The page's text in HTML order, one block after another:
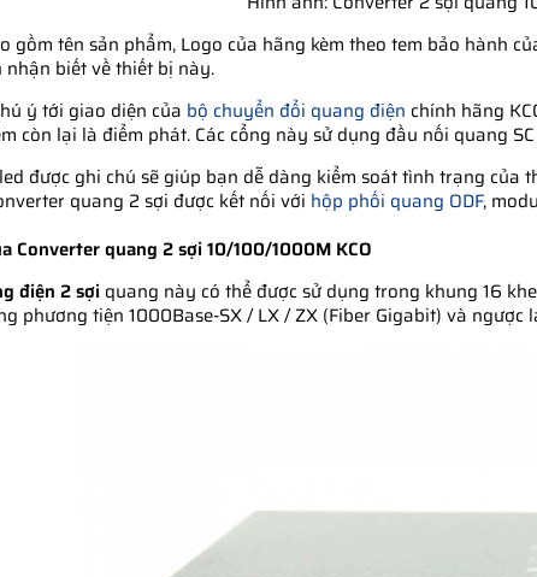
gồm tên sản phẩm, Logo của hãng kèm theo tem bảo hành
nhận biết về thiết bị này.
ý tới giao diện của bộ chuyển đổi quang điện chính hãng
còn lại là điểm phát. Các cổng này sử dụng đầu nối quang
được ghi chú sẽ giúp bạn dễ dàng kiểm soát tình trạng
quang 2 sợi được kết nối với hộp phối quang ODF,
Converter quang 2 sợi 10/100/1000M KCO
điện 2 sợi quang này có thể được sử dụng trong khung 16
phương tiện 1000Base-SX / LX / ZX (Fiber Gigabit) và ngược